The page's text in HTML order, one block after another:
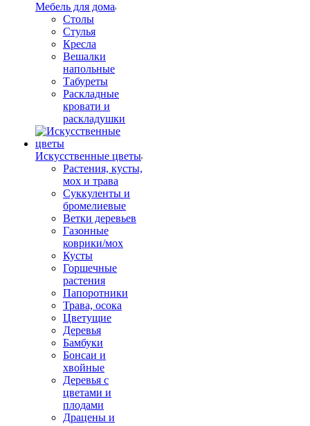
Мебель для дома
Столы
Стулья
Кресла
Вешалки
напольные
Табуреты
Раскладные
кровати и
раскладушки
Искусственные цветы
Растения, кусты,
мох и трава
Суккуленты и
бромелиевые
Ветки деревьев
Газонные
коврики/мох
Кусты
Горшечные
растения
Папоротники
Трава, осока
Цветущие
Деревья
Бамбуки
Бонсаи и
хвойные
Деревья с
цветами и
плодами
Драцены и